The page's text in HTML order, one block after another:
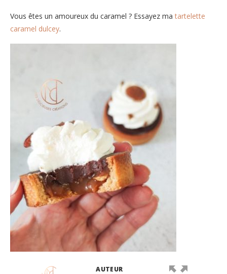
Vous êtes un amoureux du caramel ? Essayez matartelette
caramel dulcey.
AUTEUR